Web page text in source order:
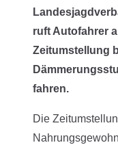
ruft Autofahrer
Zeitumstellung
fahren.
Die